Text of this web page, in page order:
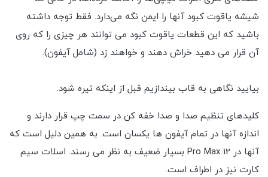
شیشه یاقوت کبود آنها را ایمن نگه می‌دارد. فقط توجه داشته
باشید که این قطعات یاقوت کبود می توانند هر چیزی را که روی
آن قرار می دهید خراش دهند و خواهند زد (شامل آیفون).
بیایید نگاهی به قاب بیندازیم قبل از اینکه تیره شود.
کلیدهای تنظیم صدا و صدا خفه کن در سمت چپ قرار دارند و
اندازه آنها در تمام آیفون ها یکسان است. به همین دلیل است که
آنها در 12 Pro Max بسیار ضعیف به نظر می رسند. اسلات سیم
کارت نیز در اطراف است.